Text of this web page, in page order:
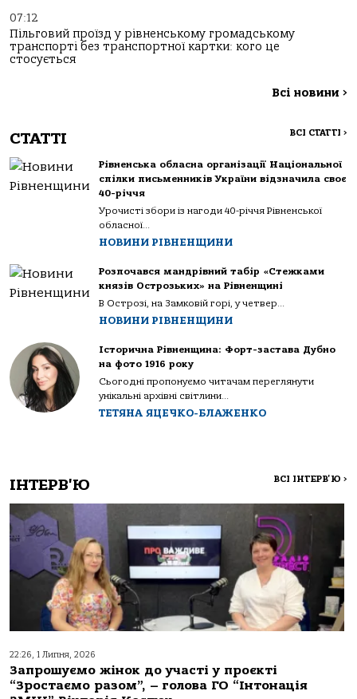
07:12
Пільговий проїзд у рівненському громадському
транспорті без транспортної картки: кого це
стосується
Всі новини >
СТАТТІ ВСІ СТАТТІ >
Рівненська обласна організації Національної
спілки письменників України відзначила своє
40-річчя
Урочисті збори із нагоди 40-річчя Рівненської
обласної...
НОВИНИ РІВНЕНЩИНИ
Розпочався мандрівний табір «Стежками
князів Острозьких» на Рівненщині
В Острозі, на Замковій горі, у четвер...
НОВИНИ РІВНЕНЩИНИ
Історична Рівненщина: Форт-застава Дубно
на фото 1916 року
Сьогодні пропонуємо читачам переглянути
унікальні архівні світлини...
ТЕТЯНА ЯЦЕЧКО-БЛАЖЕНКО
ІНТЕРВ'Ю ВСІ ІНТЕРВ'Ю >
22:26, 1 Липня, 2026
Запрошуємо жінок до участі у проєкті
“Зростаємо разом”, – голова ГО “Інтонація